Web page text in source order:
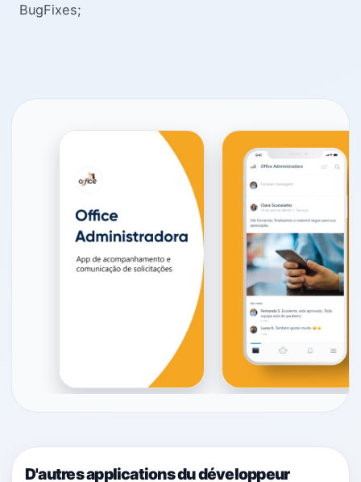
BugFixes;
D'autres applications du développeur